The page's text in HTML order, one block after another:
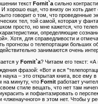
текст Fornit`асильно
хорошо еще, что внизу он хоть
говорит о том, что проведенные
тел, той самой, которая у
просто, но мне кажется, что
определяющие
Хотя, для справедливости и
прогнозы о телепортации больших
занимаются очень
у Fornit`а? Читаем его текст:
фразой: «Вот и вся
– это открытая книга, все ему
на минуту, что Fornitработает
стиле вещать, что нет там
и пофантазировать о
«лженаучного» в этом нет. Чтобы у